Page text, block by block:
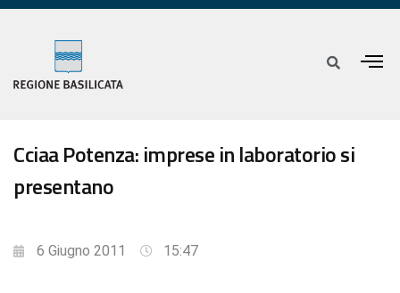
Cciaa Potenza: imprese in laboratorio si
presentano
6 Giugno 2011 15:47